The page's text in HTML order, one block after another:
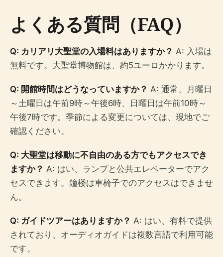
よくある質問（FAQ）
Q: カリアリ大聖堂の入場料はありますか？ A: 入場は
無料です。大聖堂博物館は、約5ユーロかかります。
Q: 開館時間はどうなっていますか？ A: 通常、月曜日
～土曜日は午前9時～午後6時、日曜日は午前10時～
午後7時です。季節による変更については、現地でご
確認ください。
Q: 大聖堂は移動に不自由のある方でもアクセスでき
ますか？ A: はい、ランプと公共エレベーターでアク
セスできます。鐘楼は車椅子でのアクセスはできませ
ん。
Q: ガイドツアーはありますか？ A: はい、有料で提供
されており、オーディオガイドは複数言語で利用可能
です。